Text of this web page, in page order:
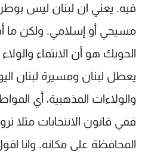
فيه. يعني ان لبنان ليس
مسيحي أو إسلامي. ولكن ما
الحويك هو أن الانتماء
يعطل لبنان ومسيرة لبنان
والولاءات المذهبية، أي
ففي قانون الانتخابات مثلا
المحافظة على مكانه. وانا